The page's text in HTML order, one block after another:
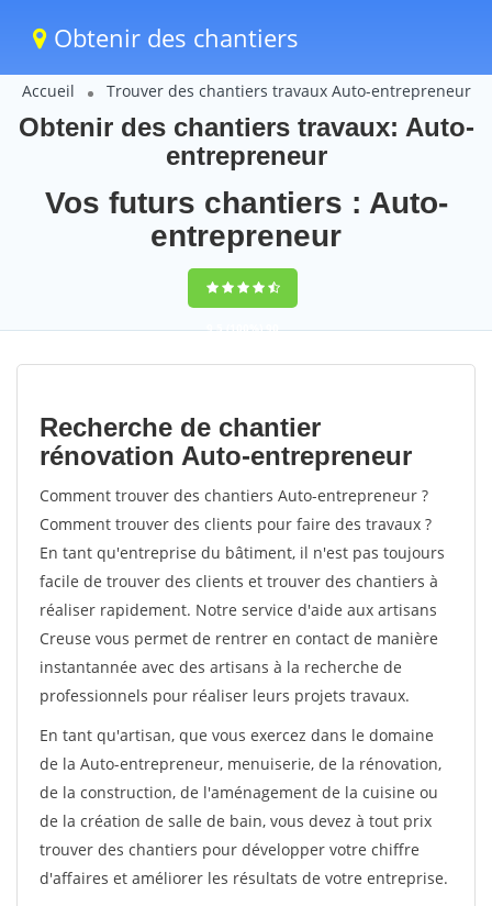
Obtenir des chantiers
Accueil Trouver des chantiers travaux Auto-entrepreneur
Obtenir des chantiers travaux: Auto-
entrepreneur
Vos futurs chantiers : Auto-
entrepreneur
9,5(100%)90
votes
Recherche de chantier
rénovation Auto-entrepreneur
Comment trouver des chantiers Auto-entrepreneur ?
Comment trouver des clients pour faire des travaux ?
En tant qu'entreprise du bâtiment, il n'est pas toujours
facile de trouver des clients et trouver des chantiers à
réaliser rapidement. Notre service d'aide aux artisans
Creuse vous permet de rentrer en contact de manière
instantannée avec des artisans à la recherche de
professionnels pour réaliser leurs projets travaux.
En tant qu'artisan, que vous exercez dans le domaine
de la Auto-entrepreneur, menuiserie, de la rénovation,
de la construction, de l'aménagement de la cuisine ou
de la création de salle de bain, vous devez à tout prix
trouver des chantiers pour développer votre chiffre
d'affaires et améliorer les résultats de votre entreprise.